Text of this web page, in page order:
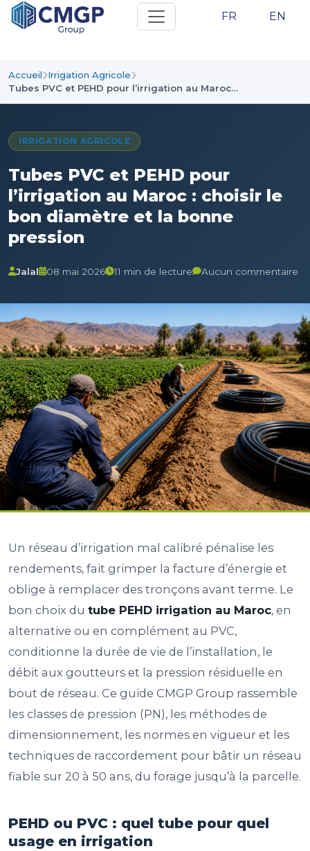
FR EN
Accueil
Irrigation Agricole
Tubes PVC et PEHD pour l’irrigation au Maroc…
IRRIGATION AGRICOLE
Tubes PVC et PEHD pour
l’irrigation au Maroc : choisir le
bon diamètre et la bonne
pression
Jalal 08 mai 2026 11 min de lecture Aucun commentaire
Un réseau d’irrigation mal calibré pénalise les
rendements, fait grimper la facture d’énergie et
oblige à remplacer des tronçons avant terme. Le
bon choix du tube PEHD irrigation au Maroc, en
alternative ou en complément au PVC,
conditionne la durée de vie de l’installation, le
débit aux goutteurs et la pression résiduelle en
bout de réseau. Ce guide CMGP Group rassemble
les classes de pression (PN), les méthodes de
dimensionnement, les normes en vigueur et les
techniques de raccordement pour bâtir un réseau
fiable sur 20 à 50 ans, du forage jusqu’à la parcelle.
PEHD ou PVC : quel tube pour quel
usage en irrigation